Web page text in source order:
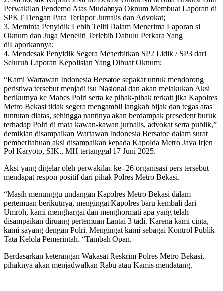
Perwakilan Pendemo Atas Mudahnya Oknum Membuat Laporan di
SPKT Dengan Para Terlapor Jurnalis dan Advokat;
3. Meminta Penyidik Lebih Teliti Dalam Menerima Laporan si
Oknum dan Juga Meneliti Terlebih Dahulu Perkara Yang
diLaporkannya;
4. Mendesak Penyidik Segera Menerbitkan SP2 Lidik / SP3 dari
Seluruh Laporan Kepolisian Yang Dibuat Oknum;
“Kami Wartawan Indonesia Bersatoe sepakat untuk mendorong
peristiwa tersebut menjadi isu Nasional dan akan melakukan Aksi
berikutnya ke Mabes Polri serta ke pihak-pihak terkait jika Kapolres
Metro Bekasi tidak segera mengambil langkah bijak dan tegas atas
tuntutan diatas, sehingga nantinya akan berdampak presedent buruk
terhadap Polri di mata kawan-kawan jurnalis, advokat serta publik,”
demikian disampaikan Wartawan Indonesia Bersatoe dalam surat
pemberitahuan aksi disampaikan kepada Kapolda Metro Jaya Irjen
Pol Karyoto, SIK., MH tertanggal 17 Juni 2025.
Aksi yang digelar oleh perwakilan ke- 26 organisasi pers tersebut
mendapat respon positif dari pihak Polres Metro Bekasi.
“Masih menunggu undangan Kapolres Metro Bekasi dalam
pertemuan berikutnya, mengingat Kapolres baru kembali dari
Umroh, kami menghargai dan menghormati apa yang telah
disampaikan diruang pertemuan Lantai 3 tadi. Karena kami cinta,
kami sayang dengan Polri. Mengingat kami sebagai Kontrol Publik
Tata Kelola Pemerintah. “Tambah Opan.
Berdasarkan keterangan Wakasat Reskrim Polres Metro Bekasi,
pihaknya akan menjadwalkan Rabu atau Kamis mendatang.